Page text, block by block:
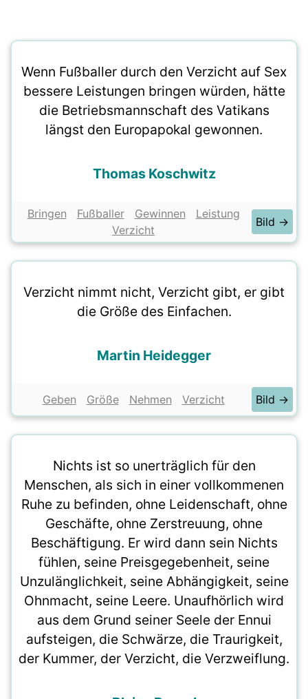
Wenn Fußballer durch den Verzicht auf Sex
bessere Leistungen bringen würden, hätte
die Betriebsmannschaft des Vatikans
längst den Europapokal gewonnen.
Thomas Koschwitz
Bringen Fußballer Gewinnen
Leistung
Verzicht
Bild →
Verzicht nimmt nicht, Verzicht gibt, er gibt
die Größe des Einfachen.
Martin Heidegger
Geben Größe Nehmen Verzicht Bild →
Nichts ist so unerträglich für den
Menschen, als sich in einer vollkommenen
Ruhe zu befinden, ohne Leidenschaft, ohne
Geschäfte, ohne Zerstreuung, ohne
Beschäftigung. Er wird dann sein Nichts
fühlen, seine Preisgegebenheit, seine
Unzulänglichkeit, seine Abhängigkeit, seine
Ohnmacht, seine Leere. Unaufhörlich wird
aus dem Grund seiner Seele der Ennui
aufsteigen, die Schwärze, die Traurigkeit,
der Kummer, der Verzicht, die Verzweiflung.